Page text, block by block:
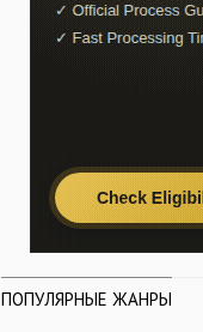
ПОПУЛЯРНЫЕ ЖАНРЫ